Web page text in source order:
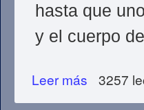
hasta que
y el cuerpo
Leer más sobre ¿Cómo
3257